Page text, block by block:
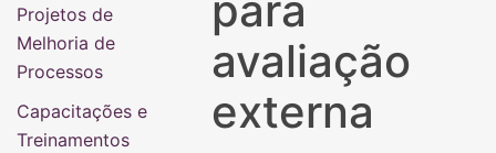
para
avaliação
externa
Projetos de
Melhoria de
Processos
Capacitações e
Treinamentos